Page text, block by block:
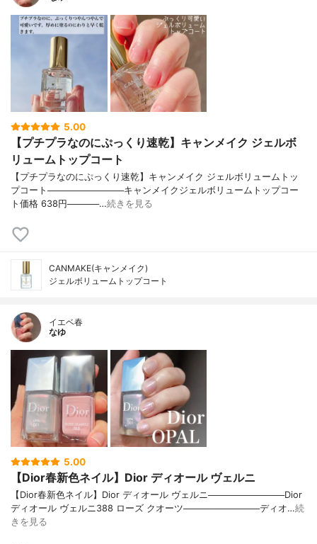
5.00
【プチプラなのにぷっくり速乾】キャンメイク ジェルボ
リュームトップコート
【プチプラなのにぷっくり速乾】キャンメイク ジェルボリュームトッ
プコート────────────キャンメイクジェルボリュームトップコー
ト価格 638円─────…続きを見る
CANMAKE(キャンメイク)
ジェルボリュームトップコート
イエベ春
なゆ
5.00
【Dior春新色ネイル】Dior ディオール ヴェルニ
【Dior春新色ネイル】Dior ディオール ヴェルニ────────────Dior
ディオール ヴェルニ388 ローズ クオーツ────────────ディオ…続
きを見る